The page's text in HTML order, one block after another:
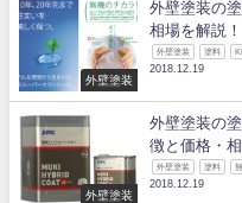
外壁塗装
外壁塗装の
相場を解説！
外壁塗装 塗料
2018.12.19
外壁塗装
外壁塗装の
徴と価格・
外壁塗装 塗料
2018.12.19